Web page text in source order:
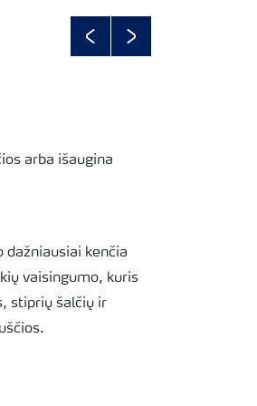
PreviousNext
arba išaugina
dažniausiai kenčia
vaisingumo, kuris
stiprių šalčių ir